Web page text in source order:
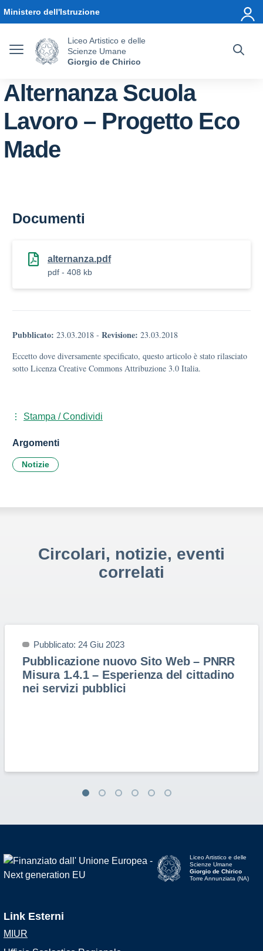
Ministero dell'Istruzione
Liceo Artistico e delle
Scienze Umane
Giorgio de Chirico
Alternanza Scuola
Lavoro – Progetto Eco
Made
Documenti
alternanza.pdf
pdf - 408 kb
Pubblicato: 23.03.2018 - Revisione: 23.03.2018
Eccetto dove diversamente specificato, questo articolo è stato rilasciato
sotto Licenza Creative Commons Attribuzione 3.0 Italia.
Stampa / Condividi
Argomenti
Notizie
Circolari, notizie, eventi
correlati
Pubblicato: 24 Giu 2023
Pubblicazione nuovo Sito Web – PNRR
Misura 1.4.1 – Esperienza del cittadino
nei servizi pubblici
Liceo Artistico e delle
Scienze Umane
Giorgio de Chirico
Torre Annunziata (NA)
Link Esterni
MIUR